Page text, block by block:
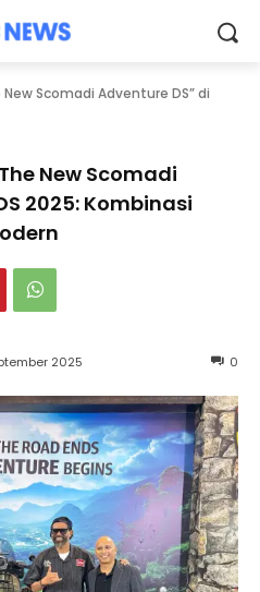
Scomadi Adventure DS” di
New Scomadi
2025: Kombinasi
0
2025